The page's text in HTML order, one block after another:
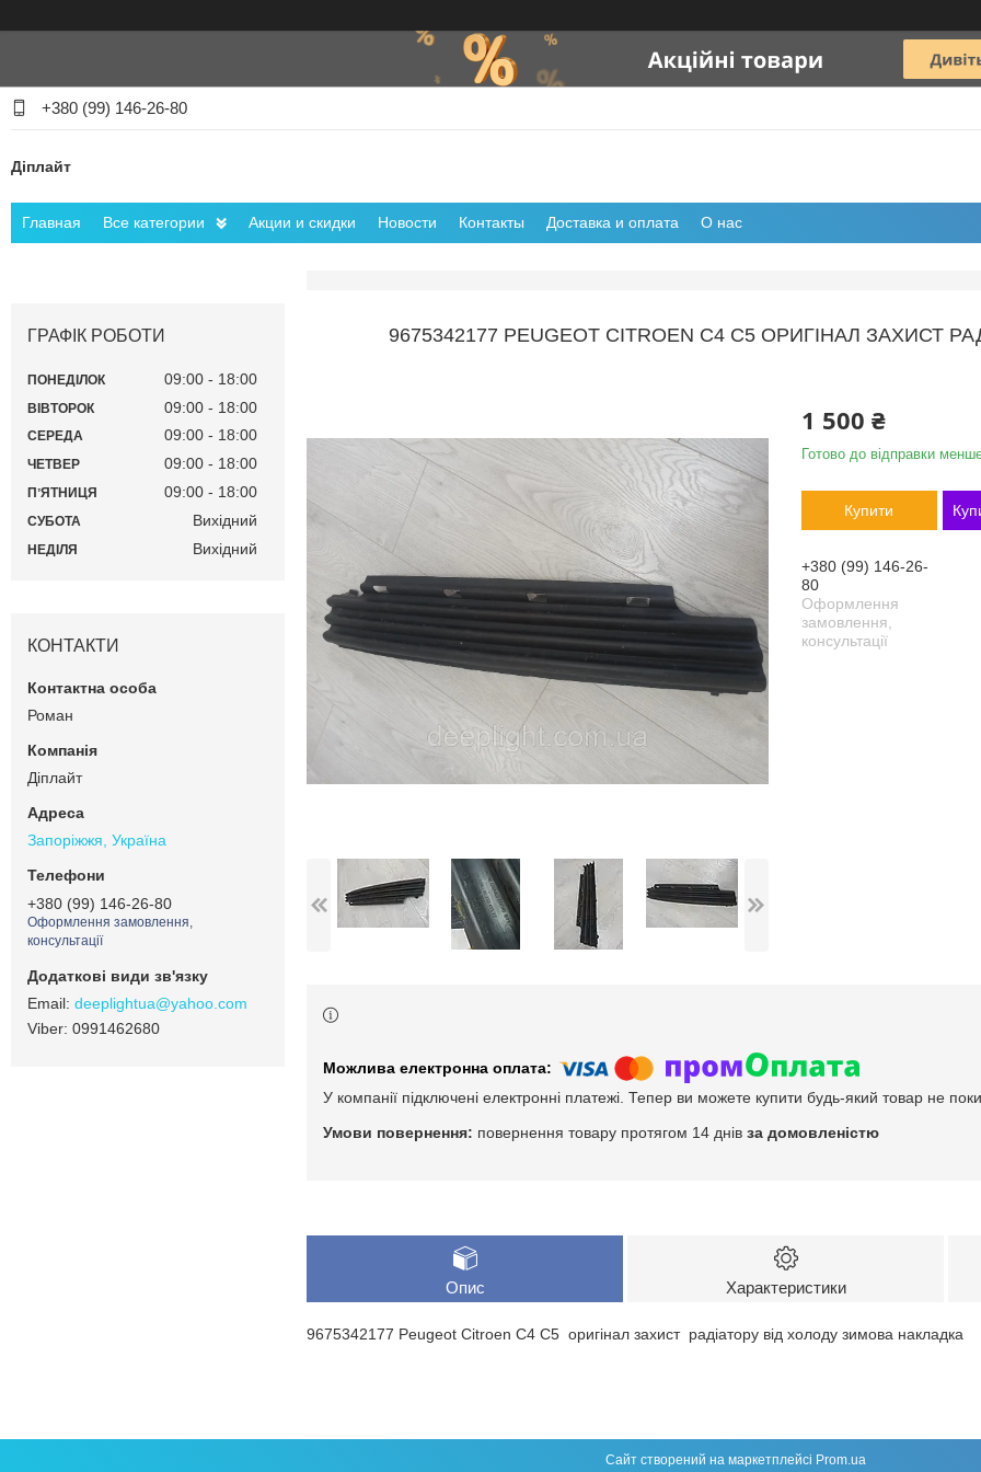
+380 (99) 146-26-80
Діплайт
Главная Все категории Акции и скидки Новости Контакты Доставка и оплата О нас
9675342177 PEUGEOT CITROEN С4 С5 ОРИГІНАЛ ЗАХИСТ
1 500 ₴
Готово до відправки
Купити
+380 (99) 146-26-
80
Оформлення
замовлення,
консультації
У компанії підключені електронні платежі. Тепер ви можете купити будь-який товар не
повернення товару протягом 14 днів за домовленістю
Опис Характеристики
9675342177 Peugeot Citroen С4 С5 оригінал захист радіатору від холоду зимова накладка
ГРАФІК РОБОТИ
ПОНЕДІЛОК 09:00 18:00
ВІВТОРОК 09:00 18:00
СЕРЕДА 09:00 18:00
ЧЕТВЕР 09:00 18:00
ПʼЯТНИЦЯ 09:00 18:00
СУБОТА Вихідний
НЕДІЛЯ Вихідний
КОНТАКТИ
Роман
Діплайт
Запоріжжя, Україна
+380 (99) 146-26-80
Оформлення замовлення,
консультації
deeplightua@yahoo.com
0991462680
Сайт створений на маркетплейсі Prom.ua